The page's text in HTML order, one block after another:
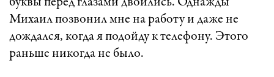
Михаил позвонил мне на работу и даже не
дождался, когда я подойду к телефону. Этого
раньше никогда не было.